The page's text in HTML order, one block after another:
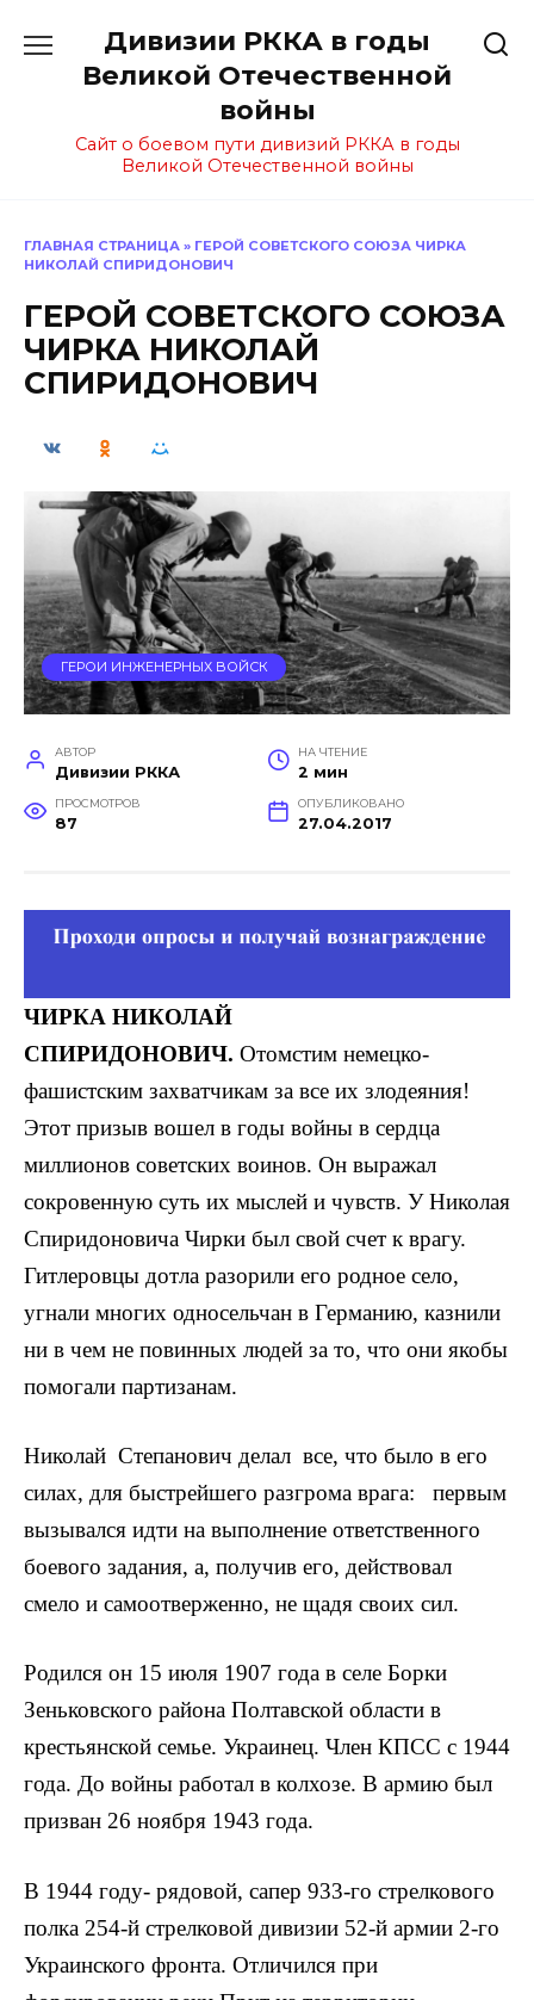
содержанию
Дивизии РККА в годы
Великой Отечественной
войны
Сайт о боевом пути дивизий РККА в годы
Великой Отечественной войны
ГЛАВНАЯ СТРАНИЦА » ГЕРОЙ СОВЕТСКОГО СОЮЗА ЧИРКА
НИКОЛАЙ СПИРИДОНОВИЧ
ГЕРОЙ СОВЕТСКОГО СОЮЗА
ЧИРКА НИКОЛАЙ
СПИРИДОНОВИЧ
ГЕРОИ ИНЖЕНЕРНЫХ ВОЙСК
АВТОР
Дивизии РККА
НА ЧТЕНИЕ
2 мин
ПРОСМОТРОВ
87
ОПУБЛИКОВАНО
27.04.2017
ЧИРКА НИКОЛАЙ
СПИРИДОНОВИЧ. Отомстим немецко-
фашистским за­хватчикам за все их злодеяния!
Этот призыв вошел в годы войны в серд­ца
миллионов советских воинов. Он выражал
сокровенную суть их мыс­лей и чувств. У Николая
Спиридоновича Чирки был свой счет к врагу.
Гитлеровцы дотла разорили его родное село,
угнали многих одно­сельчан в Германию, казнили
ни в чем не повинных людей за то, что они якобы
помогали партизанам.
Николай Степанович делал все, что было в его
силах, для быстрей­шего разгрома врага: первым
вызывался идти на выполнение ответственного
боевого задания, а, получив его, действовал
смело и самоотверженно, не щадя своих сил.
Родился он 15 июля 1907 года в селе Борки
Зеньковского рай­она Полтавской области в
крестьянской семье. Украинец. Член КПСС с 1944
года. До войны работал в колхозе. В армию был
призван 26 ноября 1943 года.
В 1944 году- рядовой, сапер 933-го стрелкового
полка 254-й стрелковой дивизии 52-й армии 2-го
Украинского фронта. Отличился при